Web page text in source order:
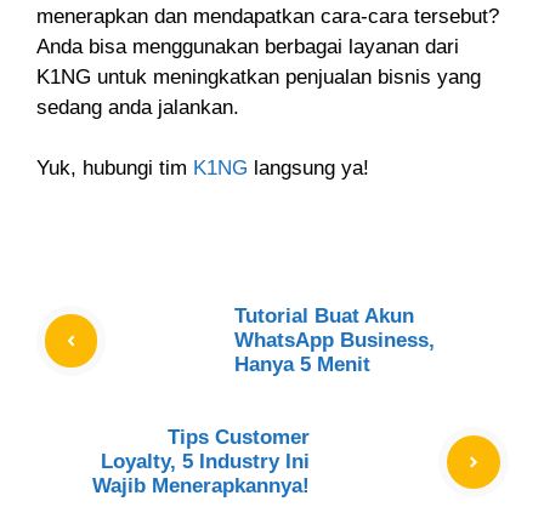
menerapkan dan mendapatkan cara-cara tersebut?
Anda bisa menggunakan berbagai layanan dari
K1NG untuk meningkatkan penjualan bisnis yang
sedang anda jalankan.
Yuk, hubungi tim K1NG langsung ya!
Tutorial Buat Akun
WhatsApp Business,
Hanya 5 Menit
Tips Customer
Loyalty, 5 Industry Ini
Wajib Menerapkannya!